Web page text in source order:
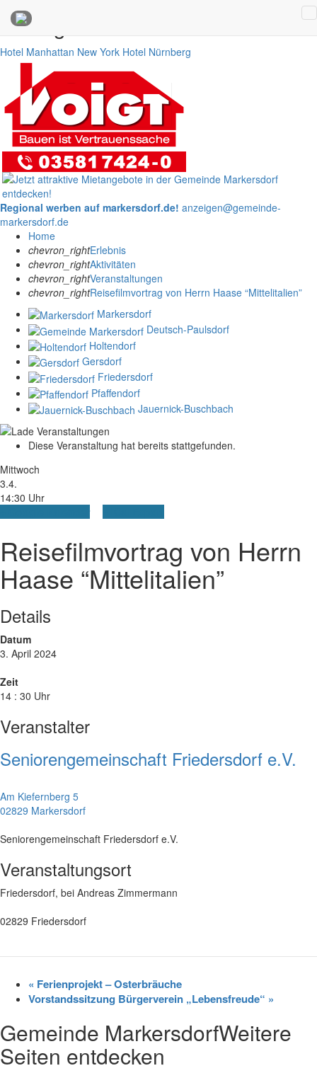
Anzeigen
Hotel Manhattan New York Hotel Nürnberg
Regional werben auf markersdorf.de! anzeigen@gemeinde-
markersdorf.de
Home
chevron_rightErlebnis
chevron_rightAktivitäten
chevron_rightVeranstaltungen
chevron_rightReisefilmvortrag von Herrn Haase “Mittelitalien”
Markersdorf
Deutsch-Paulsdorf
Holtendorf
Gersdorf
Friedersdorf
Pfaffendorf
Jauernick-Buschbach
Diese Veranstaltung hat bereits stattgefunden.
Mittwoch
3.4.
14:30 Uhr
Reisefilmvortrag von Herrn
Haase “Mittelitalien”
Details
Datum
3. April 2024
Zeit
14 : 30 Uhr
Veranstalter
Seniorengemeinschaft Friedersdorf e.V.
Am Kiefernberg 5
02829 Markersdorf
Seniorengemeinschaft Friedersdorf e.V.
Veranstaltungsort
Friedersdorf, bei Andreas Zimmermann
02829 Friedersdorf
« Ferienprojekt – Osterbräuche
Vorstandssitzung Bürgerverein „Lebensfreude“ »
Gemeinde MarkersdorfWeitere
Seiten entdecken